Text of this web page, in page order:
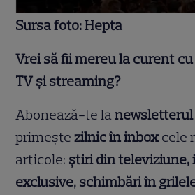
Sursa foto: Hepta
Vrei să fii mereu la curent
TV și streaming?
Abonează-te la
primește zilnic în inboxcele
articole: știri din
exclusive, schimbări în